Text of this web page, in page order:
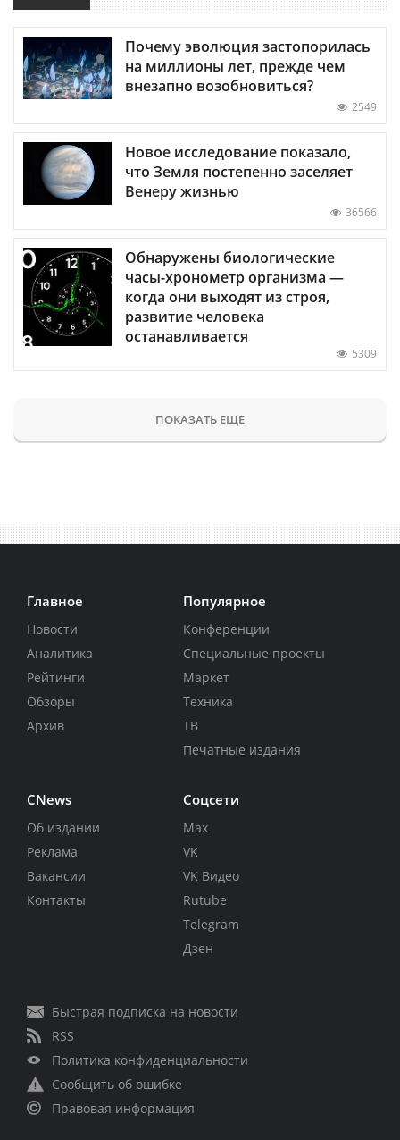
Почему эволюция застопорилась
на миллионы лет, прежде чем
внезапно возобновиться?
2549
Новое исследование показало,
что Земля постепенно заселяет
Венеру жизнью
36566
Обнаружены биологические
часы-хронометр организма —
когда они выходят из строя,
развитие человека
останавливается
5309
ПОКАЗАТЬ ЕЩЕ
Главное
Новости
Аналитика
Рейтинги
Обзоры
Архив
Популярное
Конференции
Специальные проекты
Маркет
Техника
ТВ
Печатные издания
CNews
Об издании
Реклама
Вакансии
Контакты
Соцсети
Max
VK
VK Видео
Rutube
Telegram
Дзен
Быстрая подписка на новости
RSS
Политика конфиденциальности
Сообщить об ошибке
Правовая информация